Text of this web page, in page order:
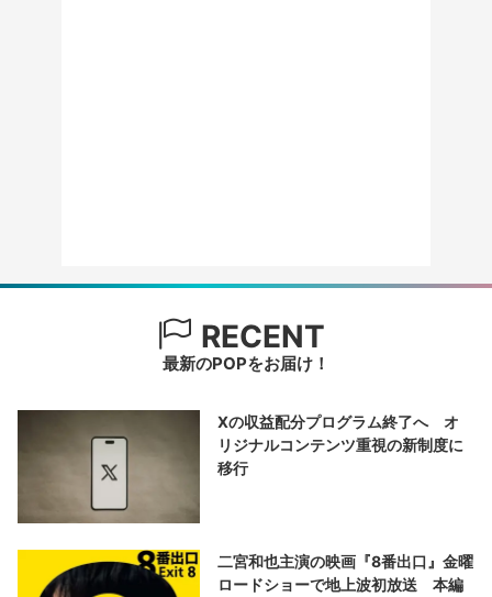
RECENT
最新のPOPをお届け！
Xの収益配分プログラム終了へ オ
リジナルコンテンツ重視の新制度に
移行
二宮和也主演の映画『8番出口』金曜
ロードショーで地上波初放送 本編